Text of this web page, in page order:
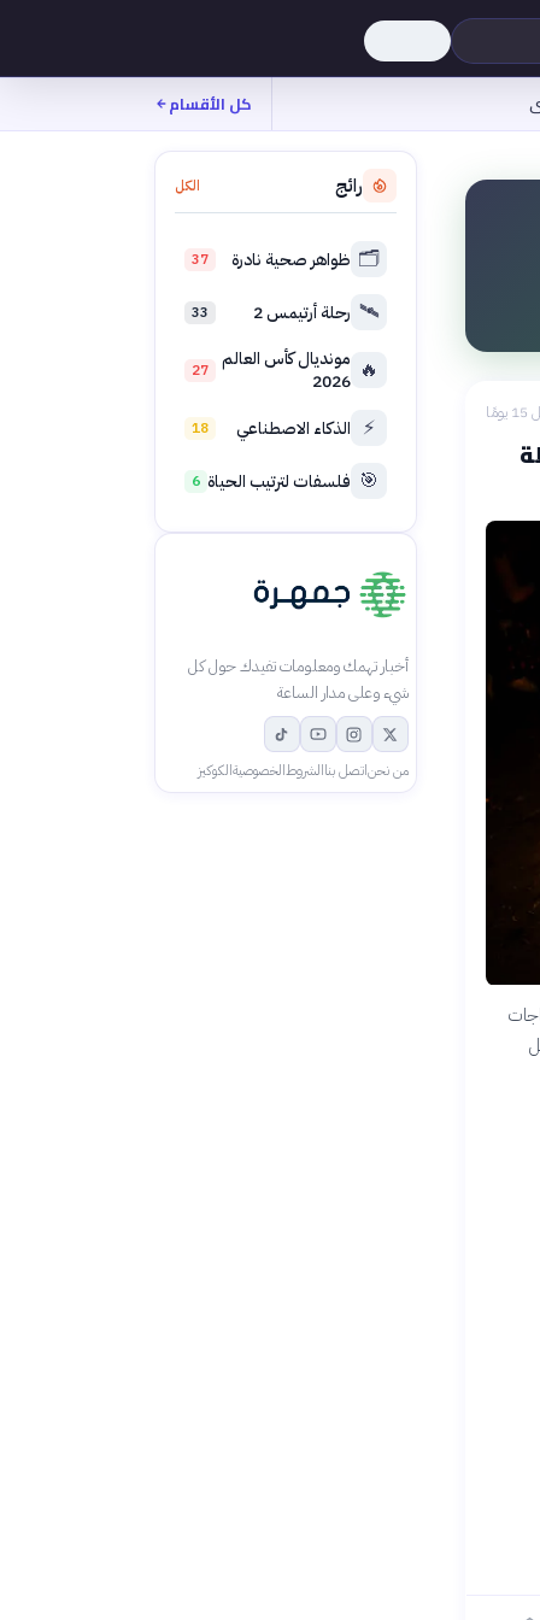
كل الأقسام
رائج الكل
🗂️ ظواهر صحية نادرة 37
🛰️ رحلة أرتيمس 2 33
🔥 مونديال كأس العالم
2026
27
⚡ الذكاء الاصطناعي 18
🎯 فلسفات لترتيب الحياة 6
أخبار تهمك ومعلومات تفيدك حول كل
شيء وعلى مدار الساعة
من نحناتصل بناالشروطالخصوصيةالكوكيز